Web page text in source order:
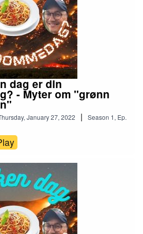
dag er din
- Myter om "grønn
January 27, 2022 | Season 1, Ep.